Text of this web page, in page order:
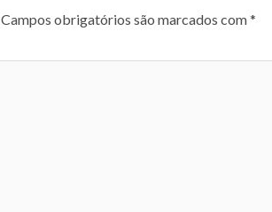
Campos obrigatórios são marcados com*